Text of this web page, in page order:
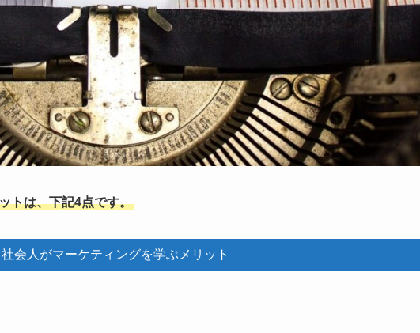
トは、下記4点です。
社会人がマーケティングを学ぶメリット